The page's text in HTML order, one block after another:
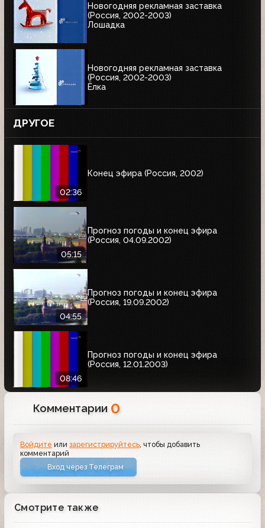
Новогодняя рекламная заставка
(Россия, 2002-2003)
Лошадка
Новогодняя рекламная заставка
(Россия, 2002-2003)
Ёлка
ДРУГОЕ
02:36
Конец эфира (Россия, 2002)
05:15
Прогноз погоды и конец эфира
(Россия, 04.09.2002)
04:55
Прогноз погоды и конец эфира
(Россия, 19.09.2002)
08:46
Прогноз погоды и конец эфира
(Россия, 12.01.2003)
Комментарии 0
Войдите илизарегистрируйтесь, чтобы добавить
комментарий
Вход через Телеграм
Смотрите также